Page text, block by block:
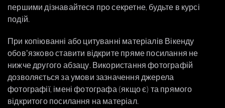
першими дізнавайтеся про секретне, будьте в курсі
подій.
При копіюванні або цитуванні матеріалів Вікенду
обовʼязково ставити відкрите пряме посилання не
нижче другого абзацу. Використання фотографій
дозволяється за умови зазначення джерела
фотографії, імені фотографа (якщо є) та прямого
відкритого посилання на матеріал.